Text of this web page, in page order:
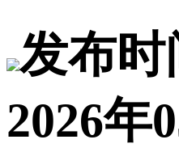
发布时
2026年